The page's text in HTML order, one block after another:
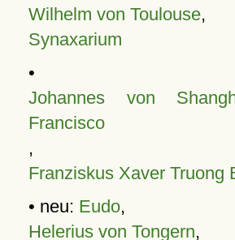
Wilhelm von Toulouse,
Synaxarium
•
Johannes von
Francisco
,
Franziskus Xaver Truong
• neu: Eudo,
Helerius von Tongern,